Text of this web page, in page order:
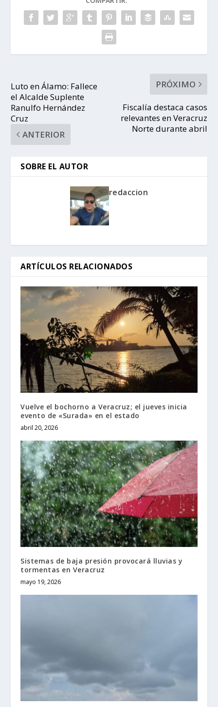
Luto en Álamo: Fallece
el Alcalde Suplente
Ranulfo Hernández
Cruz
ANTERIOR
PRÓXIMO
Fiscalía destaca casos
relevantes en Veracruz
Norte durante abril
SOBRE EL AUTOR
redaccion
ARTÍCULOS RELACIONADOS
Vuelve el bochorno a Veracruz; el jueves inicia
evento de «Surada» en el estado
abril 20, 2026
Sistemas de baja presión provocará lluvias y
tormentas en Veracruz
mayo 19, 2026